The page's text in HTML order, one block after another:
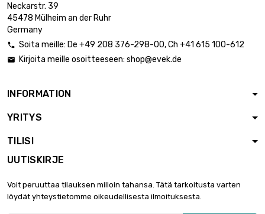
Neckarstr. 39
45478 Mülheim an der Ruhr
Germany
 Soita meille: De +49 208 376-298-00, Ch +41 615 100-612
 Kirjoita meille osoitteeseen: shop@evek.de
INFORMATION
YRITYS
TILISI
UUTISKIRJE
Voit peruuttaa tilauksen milloin tahansa. Tätä tarkoitusta varten
löydät yhteystietomme oikeudellisesta ilmoituksesta.